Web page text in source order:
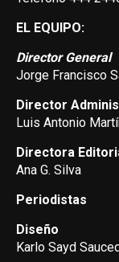
EL EQUIPO:
Director General
Jorge Francisco
Director
Luis Antonio
Directora
Ana G. Silva
Periodistas
Diseño
Karlo Sayd